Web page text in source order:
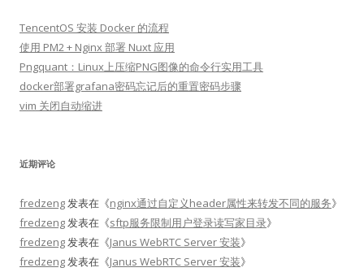
TencentOS 安装 Docker 的流程
使用 PM2 + Nginx 部署 Nuxt 应用
Pngquant：Linux上压缩PNG图像的命令行实用工具
docker部署grafana密码忘记后的重置密码步骤
vim 关闭自动缩进
近期评论
fredzeng发表在《nginx通过自定义header属性来转发不同的服务》
fredzeng发表在《sftp服务限制用户登录读写家目录》
fredzeng发表在《Janus WebRTC Server 安装》
fredzeng发表在《Janus WebRTC Server 安装》